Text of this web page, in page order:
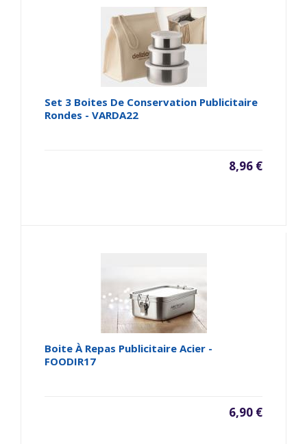
Set 3 Boites De Conservation Publicitaire
Rondes - VARDA22
8,96 €
Boite À Repas Publicitaire Acier -
FOODIR17
6,90 €